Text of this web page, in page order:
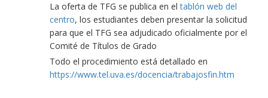
La oferta de TFG se publica en eltablón web del
centro, los estudiantes deben presentar la solicitud
para que el TFG sea adjudicado oficialmente por el
Comité de Títulos de Grado
Todo el procedimiento está detallado en
https://www.tel.uva.es/docencia/trabajosfin.htm